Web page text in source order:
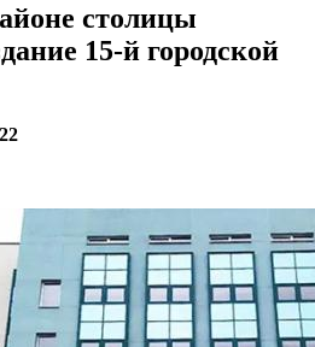
столицы
15-й городской